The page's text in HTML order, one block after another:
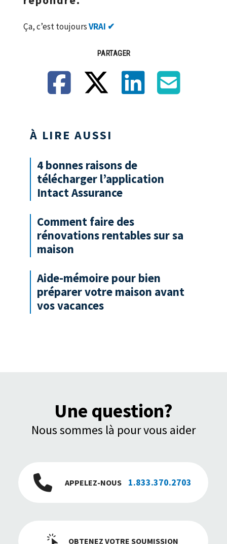
Ça, c’est toujoursVRAI ✔
PARTAGER
Facebook LinkedIn
À LIRE AUSSI
4 bonnes raisons de
télécharger l’application
Intact Assurance
Comment faire des
rénovations rentables sur sa
maison
Aide-mémoire pour bien
préparer votre maison avant
vos vacances
Une question?
Nous sommes là pour vous aider
APPELEZ-NOUS 1.833.370.2703
OBTENEZ VOTRE SOUMISSION